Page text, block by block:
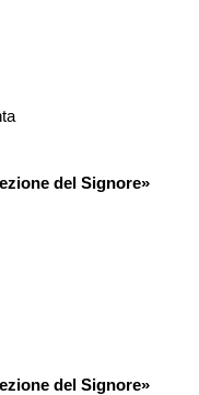
del Signore»
del Signore»